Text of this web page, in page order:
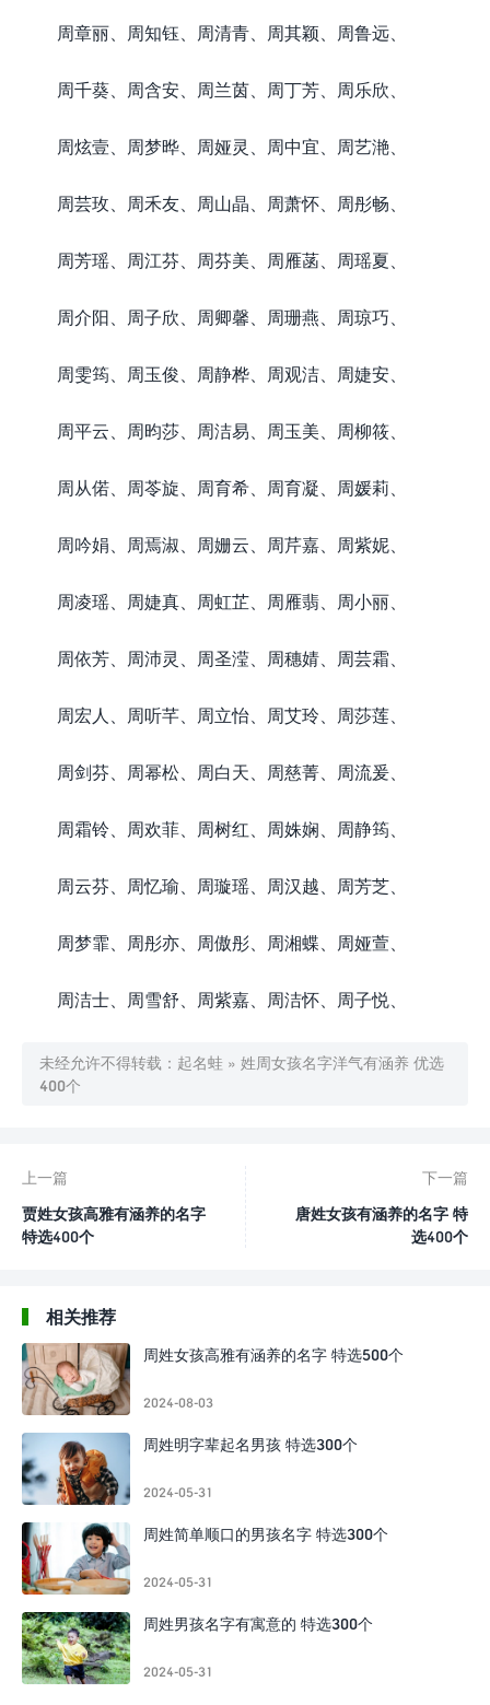
周章丽、周知钰、周清青、周其颖、周鲁远、
周千葵、周含安、周兰茵、周丁芳、周乐欣、
周炫壹、周梦晔、周娅灵、周中宜、周艺滟、
周芸玫、周禾友、周山晶、周萧怀、周彤畅、
周芳瑶、周江芬、周芬美、周雁菡、周瑶夏、
周介阳、周子欣、周卿馨、周珊燕、周琼巧、
周雯筠、周玉俊、周静桦、周观洁、周婕安、
周平云、周昀莎、周洁易、周玉美、周柳筱、
周从偌、周苓旋、周育希、周育凝、周媛莉、
周吟娟、周焉淑、周姗云、周芹嘉、周紫妮、
周凌瑶、周婕真、周虹芷、周雁翡、周小丽、
周依芳、周沛灵、周圣滢、周穗婧、周芸霜、
周宏人、周听芊、周立怡、周艾玲、周莎莲、
周剑芬、周幂松、周白天、周慈菁、周流爰、
周霜铃、周欢菲、周树红、周姝娴、周静筠、
周云芬、周忆瑜、周璇瑶、周汉越、周芳芝、
周梦霏、周彤亦、周傲彤、周湘蝶、周娅萱、
周洁士、周雪舒、周紫嘉、周洁怀、周子悦、
未经允许不得转载： 起名蛙 » 姓周女孩名字洋气有涵养 优选
400个
上一篇
贾姓女孩高雅有涵养的名字
特选400个
下一篇
唐姓女孩有涵养的名字 特
选400个
相关推荐
周姓女孩高雅有涵养的名字 特选500个
2024-08-03
周姓明字辈起名男孩 特选300个
2024-05-31
周姓简单顺口的男孩名字 特选300个
2024-05-31
周姓男孩名字有寓意的 特选300个
2024-05-31